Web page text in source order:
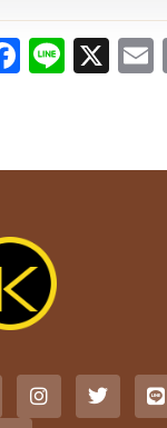
Line
X